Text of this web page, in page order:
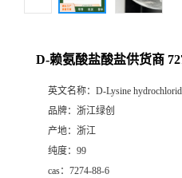
D-赖氨酸盐酸盐供货商
英文名称： D-Lysine
品牌： 浙江绿创
产地： 浙江
纯度： 99
cas： 7274-88-6